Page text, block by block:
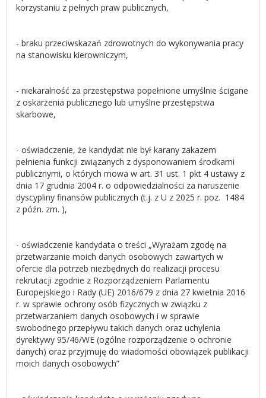
korzystaniu z pełnych praw publicznych,
- braku przeciwskazań zdrowotnych do wykonywania pracy
na stanowisku kierowniczym,
- niekaralność za przestępstwa popełnione umyślnie ścigane
z oskarżenia publicznego lub umyślne przestępstwa
skarbowe,
- oświadczenie, że kandydat nie był karany zakazem
pełnienia funkcji związanych z dysponowaniem środkami
publicznymi, o których mowa w art. 31 ust. 1 pkt 4 ustawy z
dnia 17 grudnia 2004 r. o odpowiedzialności za naruszenie
dyscypliny finansów publicznych (t.j. z U z 2025 r. poz. 1484
z późn. zm. ),
- oświadczenie kandydata o treści „Wyrażam zgodę na
przetwarzanie moich danych osobowych zawartych w
ofercie dla potrzeb niezbędnych do realizacji procesu
rekrutacji zgodnie z Rozporządzeniem Parlamentu
Europejskiego i Rady (UE) 2016/679 z dnia 27 kwietnia 2016
r. w sprawie ochrony osób fizycznych w związku z
przetwarzaniem danych osobowych i w sprawie
swobodnego przepływu takich danych oraz uchylenia
dyrektywy 95/46/WE (ogólne rozporządzenie o ochronie
danych) oraz przyjmuję do wiadomości obowiązek publikacji
moich danych osobowych”